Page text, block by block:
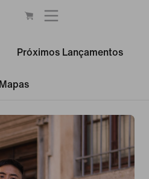
Próximos Lançamentos
Mapas